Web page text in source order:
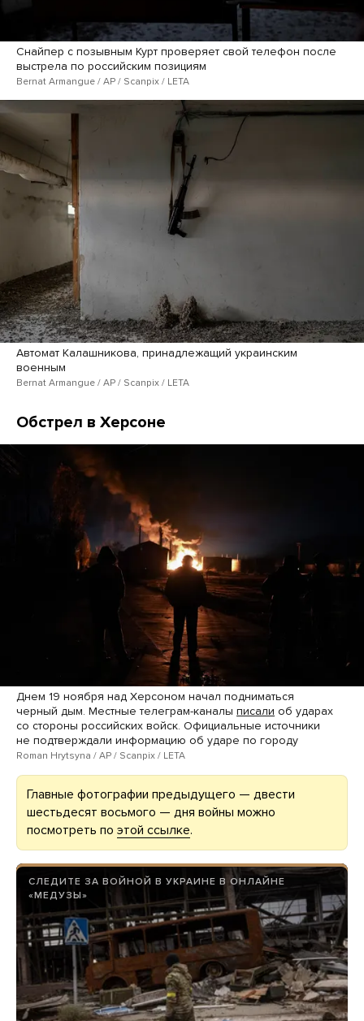
Снайпер с позывным Курт проверяет свой телефон после
выстрела по российским позициям
Bernat Armangue / AP / Scanpix / LETA
Автомат Калашникова, принадлежащий украинским
военным
Bernat Armangue / AP / Scanpix / LETA
Обстрел в Херсоне
Днем 19 ноября над Херсоном начал подниматься
черный дым. Местные телеграм-каналы писали об ударах
со стороны российских войск. Официальные источники
не подтверждали информацию об ударе по городу
Roman Hrytsyna / AP / Scanpix / LETA
Главные фотографии предыдущего — двести
шестьдесят восьмого — дня войны можно
посмотреть по этой ссылке.
СЛЕДИТЕ ЗА ВОЙНОЙ В УКРАИНЕ В ОНЛАЙНЕ
«МЕДУЗЫ»